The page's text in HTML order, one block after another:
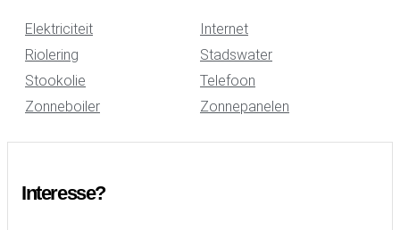
Elektriciteit
Internet
Riolering
Stadswater
Stookolie
Telefoon
Zonneboiler
Zonnepanelen
Interesse?